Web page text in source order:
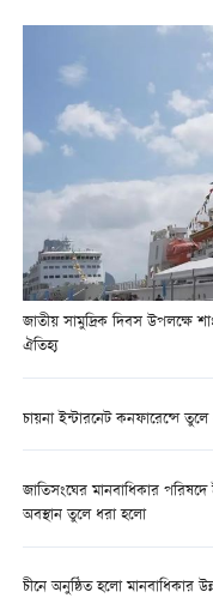
জাতীয় সামুদ্রিক দিবস উপলক্ষে
ঐতিহ্য
চায়না ইন্টারনেট কনফারেন্সে
জাতিসংঘের মানবাধিকার
অবস্থান তুলে ধরা হলো
চীনে অনুষ্ঠিত হলো মানবাধিকার